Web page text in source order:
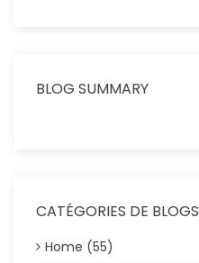
BLOG SUMMARY
CATÉGORIES DE BLOGS
Home (55)